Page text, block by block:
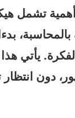
تشمل
يأتي
دون انتظار